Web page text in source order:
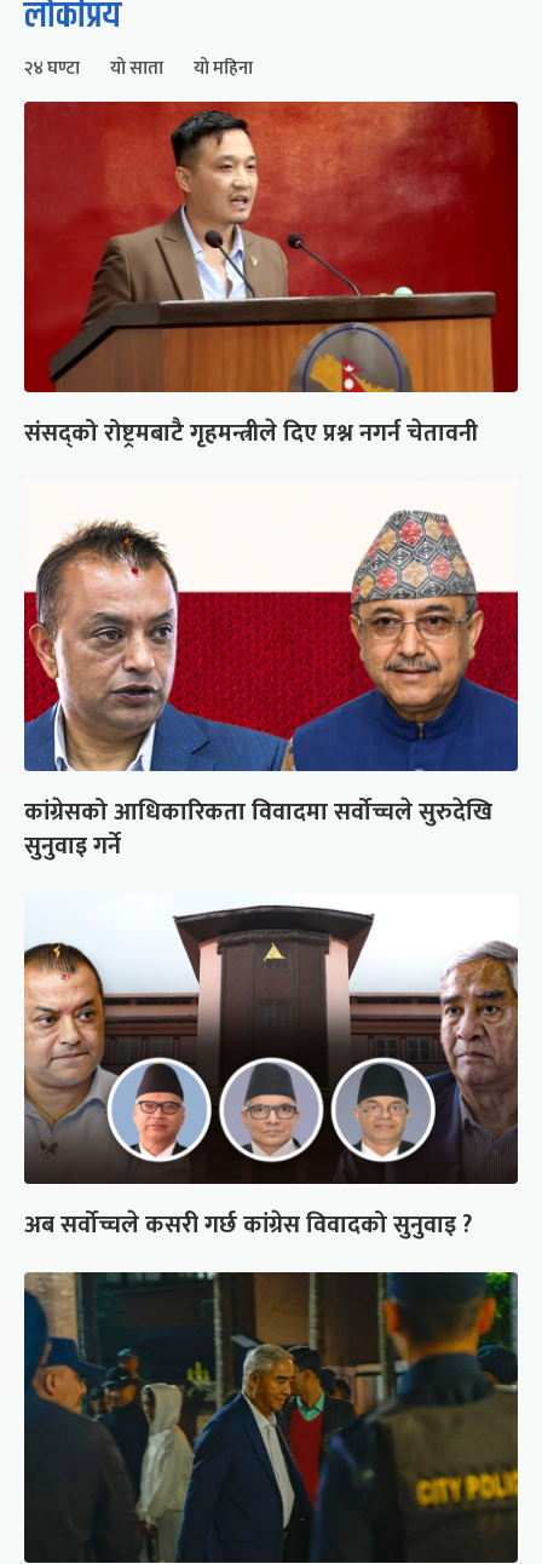
लोकप्रिय
२४ घण्टा यो साता यो महिना
संसद्को रोष्ट्रमबाटै गृहमन्त्रीले दिए प्रश्न नगर्न चेतावनी
कांग्रेसको आधिकारिकता विवादमा सर्वोच्चले सुरुदेखि
सुनुवाइ गर्ने
अब सर्वोच्चले कसरी गर्छ कांग्रेस विवादको सुनुवाइ ?